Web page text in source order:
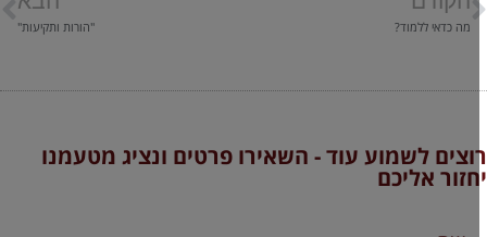
מה כדאי ללמוד? "הורות ותקיעות"
לשמוע עוד - השאירו פרטים ונציג מטעמנו
אליכם